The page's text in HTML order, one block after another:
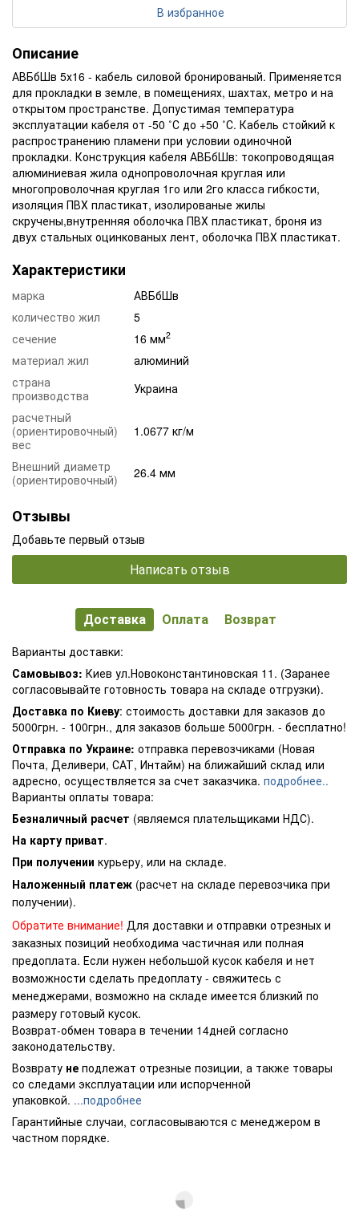
В избранное
Описание
АВБбШв 5х16 - кабель силовой бронированый. Применяется
для прокладки в земле, в помещениях, шахтах, метро и на
открытом пространстве. Допустимая температура
эксплуатации кабеля от -50 ˚С до +50 ˚С. Кабель стойкий к
распространению пламени при условии одиночной
прокладки. Конструкция кабеля АВБбШв: токопроводящая
алюминиевая жила однопроволочная круглая или
многопроволочная круглая 1го или 2го класса гибкости,
изоляция ПВХ пластикат, изолированые жилы
скручены,внутренняя оболочка ПВХ пластикат, броня из
двух стальных оцинкованых лент, оболочка ПВХ пластикат.
Характеристики
марка
АВБбШв
количество жил
5
сечение
16 мм2
материал жил
алюминий
страна
производства
Украина
расчетный
(ориентировочный)
вес
1.0677 кг/м
Внешний диаметр
(ориентировочный)
26.4 мм
Отзывы
Добавьте первый отзыв
Написать отзыв
Доставка Оплата Возврат
Варианты доставки:
Самовывоз: Киев ул.Новоконстантиновская 11. (Заранее
согласовывайте готовность товара на складе отгрузки).
Доставка по Киеву: стоимость доставки для заказов до
5000грн. - 100грн., для заказов больше 5000грн. - бесплатно!
Отправка по Украине: отправка перевозчиками (Новая
Почта, Деливери, САТ, Интайм) на ближайший склад или
адресно, осуществляется за счет заказчика. подробнее..
Варианты оплаты товара:
Безналичный расчет (являемся плательщиками НДС).
На карту приват.
При получении курьеру, или на складе.
Наложенный платеж (расчет на складе перевозчика при
получении).
Обратите внимание! Для доставки и отправки отрезных и
заказных позиций необходима частичная или полная
предоплата. Если нужен небольшой кусок кабеля и нет
возможности сделать предоплату - свяжитесь с
менеджерами, возможно на складе имеется близкий по
размеру готовый кусок.
Возврат-обмен товара в течении 14дней согласно
законодательству.
Возврату не подлежат отрезные позиции, а также товары
со следами эксплуатации или испорченной
упаковкой. ...подробнее
Гарантийные случаи, согласовываются с менеджером в
частном порядке.